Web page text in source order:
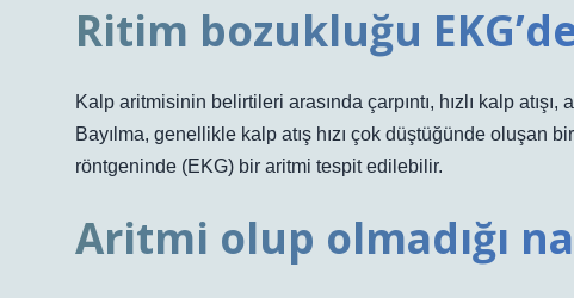
Ritim bozukluğu
Kalp aritmisinin belirtileri arasında çarpıntı, hızlı kalp
Bayılma, genellikle kalp atış hızı çok düştüğünde oluşan
röntgeninde (EKG) bir aritmi tespit edilebilir.
Aritmi olup olmadığı